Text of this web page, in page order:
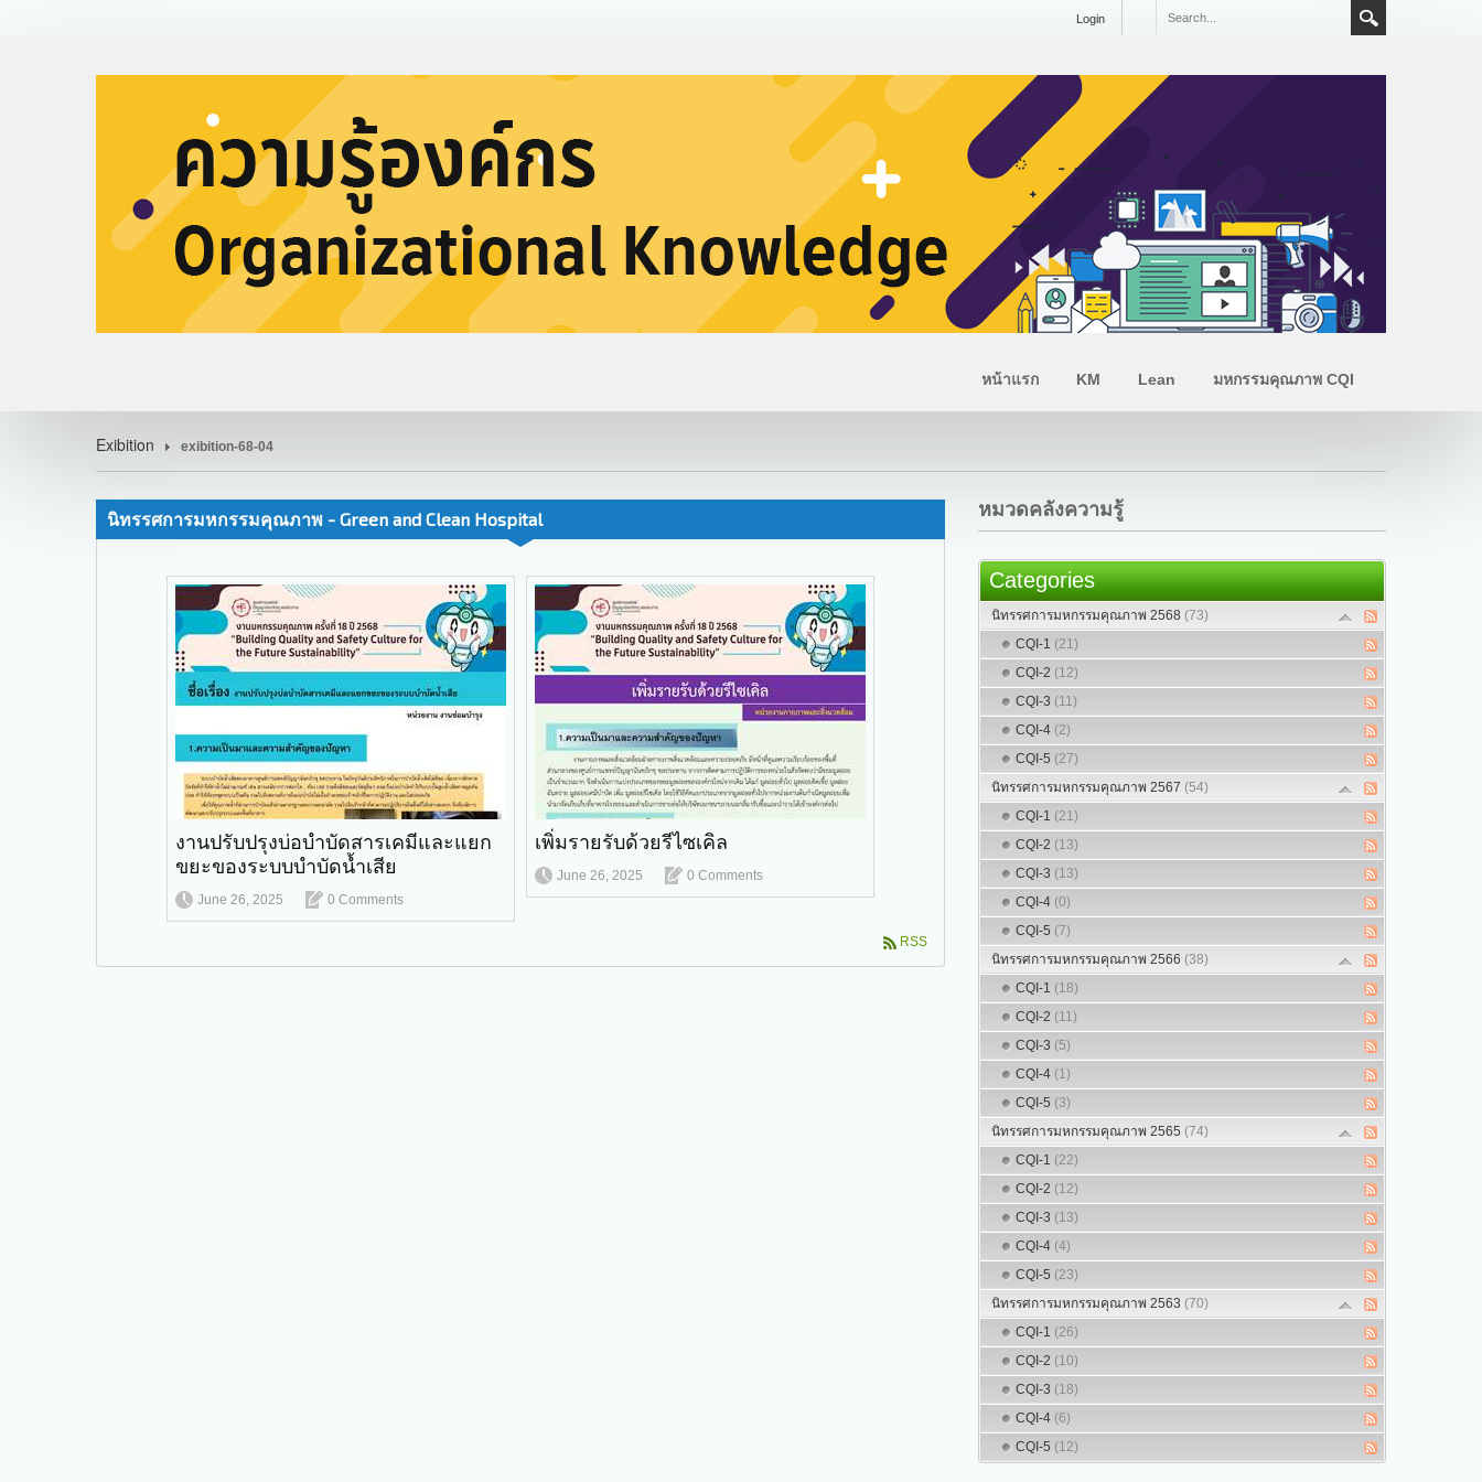
Login
หน้าแรก KM Lean มหกรรมคุณภาพ CQI
Exibition exibition-68-04
นิทรรศการมหกรรมคุณภาพ - Green and Clean Hospital
งานปรับปรุงบ่อบำบัดสารเคมีและแยก
ขยะของระบบบำบัดน้ำเสีย
June 26, 2025 0 Comments
เพิ่มรายรับด้วยรีไซเคิล
June 26, 2025 0 Comments
RSS
หมวดคลังความรู้
Categories
นิทรรศการมหกรรมคุณภาพ 2568 (73)
CQI-1 (21)
CQI-2 (12)
CQI-3 (11)
CQI-4 (2)
CQI-5 (27)
นิทรรศการมหกรรมคุณภาพ 2567 (54)
CQI-1 (21)
CQI-2 (13)
CQI-3 (13)
CQI-4 (0)
CQI-5 (7)
นิทรรศการมหกรรมคุณภาพ 2566 (38)
CQI-1 (18)
CQI-2 (11)
CQI-3 (5)
CQI-4 (1)
CQI-5 (3)
นิทรรศการมหกรรมคุณภาพ 2565 (74)
CQI-1 (22)
CQI-2 (12)
CQI-3 (13)
CQI-4 (4)
CQI-5 (23)
นิทรรศการมหกรรมคุณภาพ 2563 (70)
CQI-1 (26)
CQI-2 (10)
CQI-3 (18)
CQI-4 (6)
CQI-5 (12)